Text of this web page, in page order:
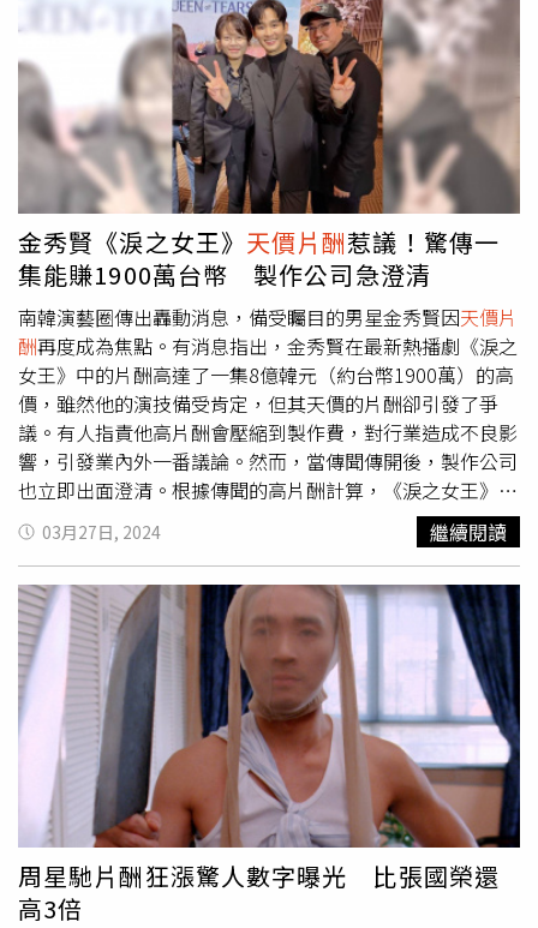
視女星，曾傳出單部戲片酬超過1.6億人民幣（約台幣7億
元）。但在2021年初先後被揭「代孕棄養」及「陰陽合
同、
天價片酬
」，遭中國國家廣播電視總局封殺，她參與拍
攝的電視劇《絕密者》、《翡翠戀人》及《只問今生戀滄
溟》三劇都沒能播出。2023年9月，上海市松江區法院表
示，鄭爽因其拍攝電視劇未能正常播出，被海寧東開之星影
視投資有限公司起訴，要求退還服務費3050萬元人民幣及
利息，並賠償6000萬元人民幣。12月，鄭爽被上海市松江
區人民法院強制執行9050萬元。12月21日，鄭爽因未履行
9050萬案款被納入失信名單且限制出境。今日，上海市松
江區人民法院認定，「經窮盡財產調查措施，該案被執行人
鄭爽暫無財產可供執行，故無繼續執行的條件，應終結執行
程序」。但中國網友質疑，鄭爽一度以天價片酬著稱，單日
片酬高達208萬人民幣，怎麼會「沒有財產可供執行」。因
此有不少人質疑鄭爽是否存在「故意隱藏、轉移財產的可能
性」。對此，陝西恆達律師事務所律師趙良善表示，拒不履
行法院裁判文書確定的義務後果很嚴重，對有能力而拒不履
行行為，法院可採取限制高消費、納入失信被執行人名單、
司法拘留等手段和強制措施，構成拒執罪的將依法追究刑事
責任。 如果鄭爽真的是故意隱藏財力，恐面臨3年以下有期
徒刑、拘役或罰金。
金秀賢《淚之女王》 天價片酬惹議！驚傳一
集能賺1900萬台幣 製作公司急澄清
南韓演藝圈傳出轟動消息，備受矚目的男星金秀賢因天價片
酬再度成為焦點。有消息指出，金秀賢在最新熱播劇《淚之
女王》中的片酬高達了一集8億韓元（約台幣1900萬）的高
價，雖然他的演技備受肯定，但其天價的片酬卻引發了爭
議。有人指責他高片酬會壓縮到製作費，對行業造成不良影
響，引發業內外一番議論。然而，當傳聞傳開後，製作公司
也立即出面澄清。根據傳聞的高片酬計算，《淚之女王》共
有16集，製作費約為400億韓元（約9.48億台幣）。這意味
著金秀賢在這16集中的片酬將高達128億韓元（約3億台
幣），佔製作費的三成之多，引起了網友的不滿和批評。有
人認為，高額片酬可能導致製作費被壓縮，進而影響整個市
場的健康發展。根據韓國媒體的報導，《淚之女王》的製作
公司 Studio Dragon 立即對高額片酬的傳聞進行了回應，並
明確表示這一數字並不符合實際情況，並且強調金秀賢的片
酬「與傳聞相去甚遠」。根據金秀賢在前一部作品《某一
天》的片酬水平5億韓元進行推算，可以估算出他在《淚之
女王》16 集中的最低片酬為 80 億韓元（約台幣1.9億）。
儘管製作公司已就此事進行了澄清，但金秀賢高額片酬的議
題仍然成為媒體和粉絲關注的焦點。這一事件也引發了對於
韓國演藝圈片酬分配公平性的討論。
03月27日, 2024 繼續閱讀
周星馳片酬狂漲驚人數字曝光 比張國榮還
高3倍